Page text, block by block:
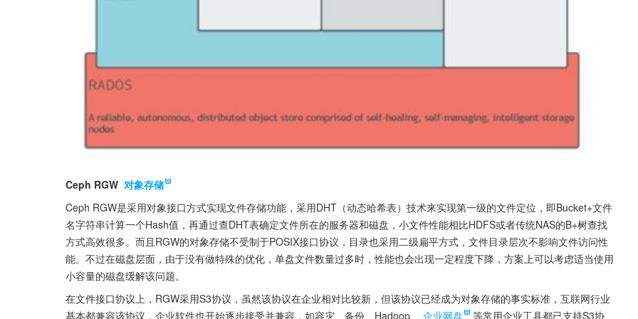
Ceph RGW 对象存储
Ceph RGW是采用对象接口方式实现文件存储功能，采用DHT（动态哈希表）技术来实现第一级的文件定位，即Bucket+文件
名字符串计算一个Hash值，再通过查DHT表确定文件所在的服务器和磁盘，小文件性能相比HDFS或者传统NAS的B+树查找
方式高效很多。而且RGW的对象存储不受制于POSIX接口协议，目录也采用二级扁平方式，文件目录层次不影响文件访问性
能。不过在磁盘层面，由于没有做特殊的优化，单盘文件数量过多时，性能也会出现一定程度下降，方案上可以考虑适当使用
小容量的磁盘缓解该问题。
在文件接口协议上，RGW采用S3协议，虽然该协议在企业相对比较新，但该协议已经成为对象存储的事实标准，互联网行业
基本都兼容该协议，企业软件也开始逐步接受并兼容，如容灾、备份、Hadoop、
企业网盘 等常用企业工具都已支持S3协